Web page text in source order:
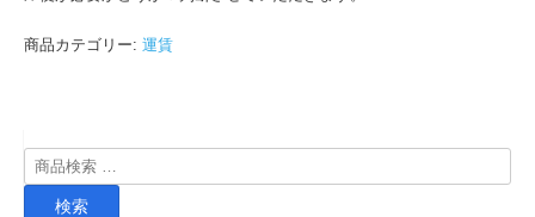
商品カテゴリー: 運賃
検
索
検索